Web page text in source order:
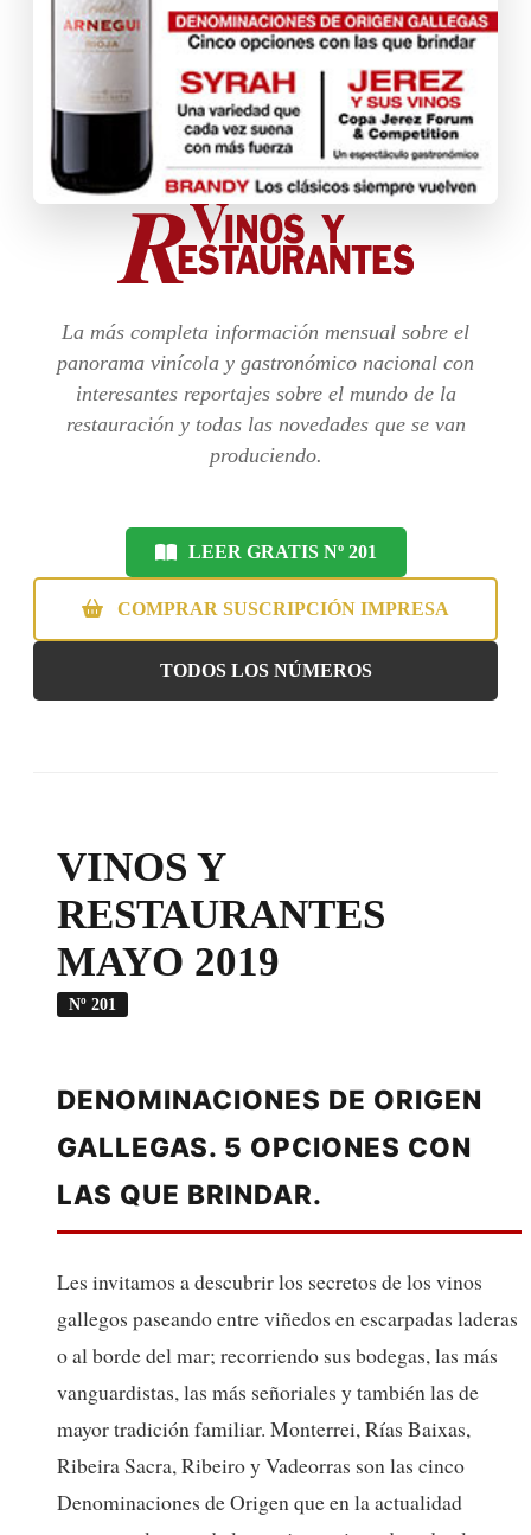
La más completa información mensual sobre el
panorama vinícola y gastronómico nacional con
interesantes reportajes sobre el mundo de la
restauración y todas las novedades que se van
produciendo.
LEER GRATIS Nº 201
COMPRAR SUSCRIPCIÓN IMPRESA
TODOS LOS NÚMEROS
VINOS Y
RESTAURANTES
MAYO 2019
Nº 201
DENOMINACIONES DE ORIGEN
GALLEGAS. 5 OPCIONES CON
LAS QUE BRINDAR.
Les invitamos a descubrir los secretos de los vinos
gallegos paseando entre viñedos en escarpadas laderas
o al borde del mar; recorriendo sus bodegas, las más
vanguardistas, las más señoriales y también las de
mayor tradición familiar. Monterrei, Rías Baixas,
Ribeira Sacra, Ribeiro y Vadeorras son las cinco
Denominaciones de Origen que en la actualidad